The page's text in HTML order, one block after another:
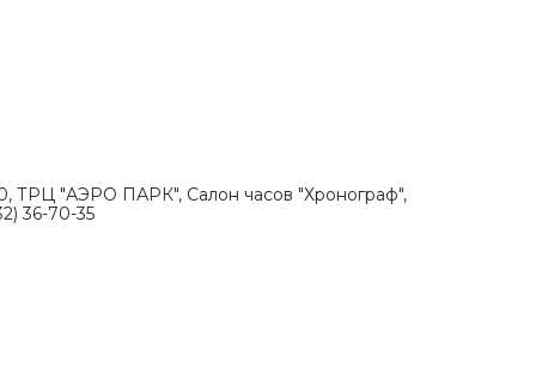
ТРЦ "АЭРО ПАРК", Салон часов "Хронограф",
36-70-35